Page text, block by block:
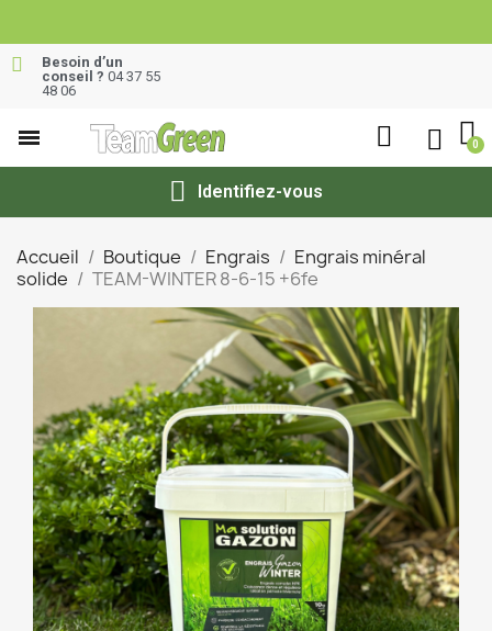
Besoin d’un
conseil ? 04 37 55
48 06
Identifiez-vous
Accueil Boutique Engrais
Engrais minéral
solide
TEAM-WINTER 8-6-15 +6fe